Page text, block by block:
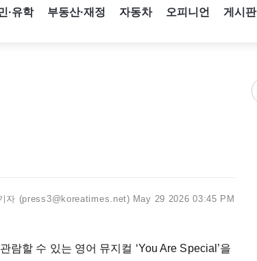
·유학 부동산·재정 자동차 오피니언 게시판
자 (press3@koreatimes.net) May 29 2026 03:45 PM
람할 수 있는 영어 뮤지컬 ‘You Are Special’을